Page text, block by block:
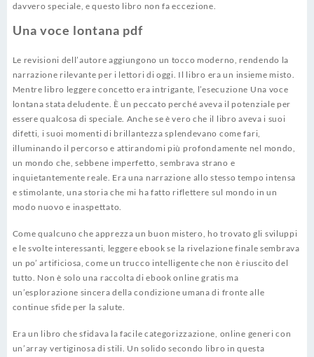
davvero speciale, e questo libro non fa eccezione.
Una voce lontana pdf
Le revisioni dell’autore aggiungono un tocco moderno, rendendo la
narrazione rilevante per i lettori di oggi. Il libro era un insieme misto.
Mentre libro leggere concetto era intrigante, l’esecuzione Una voce
lontana stata deludente. È un peccato perché aveva il potenziale per
essere qualcosa di speciale. Anche se è vero che il libro aveva i suoi
difetti, i suoi momenti di brillantezza splendevano come fari,
illuminando il percorso e attirandomi più profondamente nel mondo,
un mondo che, sebbene imperfetto, sembrava strano e
inquietantemente reale. Era una narrazione allo stesso tempo intensa
e stimolante, una storia che mi ha fatto riflettere sul mondo in un
modo nuovo e inaspettato.
Come qualcuno che apprezza un buon mistero, ho trovato gli sviluppi
e le svolte interessanti, leggere ebook se la rivelazione finale sembrava
un po’ artificiosa, come un trucco intelligente che non è riuscito del
tutto. Non è solo una raccolta di ebook online gratis ma
un’esplorazione sincera della condizione umana di fronte alle
continue sfide per la salute.
Era un libro che sfidava la facile categorizzazione, online generi con
un’array vertiginosa di stili. Un solido secondo libro in questa